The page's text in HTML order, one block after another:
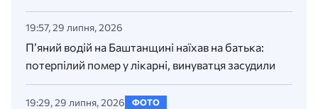
19:57, 29 липня, 2026
П’яний водій на Баштанщині наїхав на батька:
потерпілий помер у лікарні, винуватця засудили
19:29, 29 липня, 2026 ФОТО